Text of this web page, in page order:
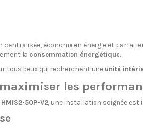
économe en énergie et
la consommation énergétique.
tous ceux qui recherchent une unité
les
HMIS2-50P-V2, une installation soignée est